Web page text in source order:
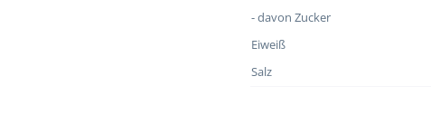
- davon Zucker
Eiweiß
Salz